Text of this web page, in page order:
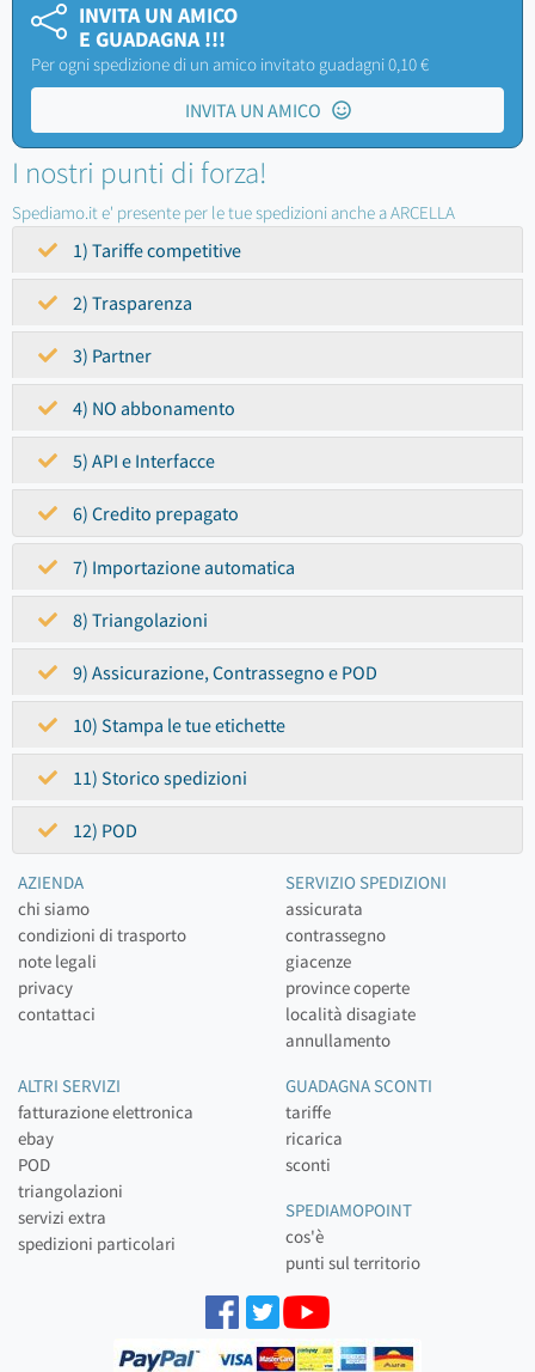
INVITA UN AMICO
E GUADAGNA !!!
Per ogni spedizione di un amico invitato guadagni 0,10 €
INVITA UN AMICO
I nostri punti di forza!
Spediamo.it e' presente per le tue spedizioni anche a ARCELLA
1) Tariffe competitive
2) Trasparenza
3) Partner
4) NO abbonamento
5) API e Interfacce
6) Credito prepagato
7) Importazione automatica
8) Triangolazioni
9) Assicurazione, Contrassegno e POD
10) Stampa le tue etichette
11) Storico spedizioni
12) POD
AZIENDA
chi siamo
condizioni di trasporto
note legali
privacy
contattaci
SERVIZIO SPEDIZIONI
assicurata
contrassegno
giacenze
province coperte
località disagiate
annullamento
ALTRI SERVIZI
fatturazione elettronica
ebay
POD
triangolazioni
servizi extra
spedizioni particolari
GUADAGNA SCONTI
tariffe
ricarica
sconti
SPEDIAMOPOINT
cos'è
punti sul territorio